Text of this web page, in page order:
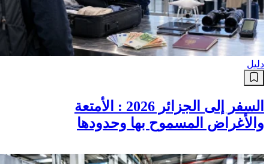
دليل
السفر إلى الجزائر 2026 : الأمتعة
والأغراض المسموح بها وحدودها